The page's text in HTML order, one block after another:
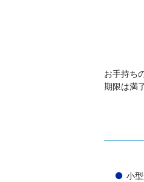
お手持ち
期限は満
小